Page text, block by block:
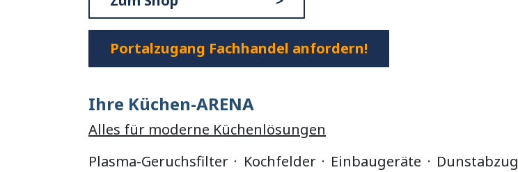
Portalzugang Fachhandel anfordern!
Ihre Küchen-ARENA
Alles für moderne Küchenlösungen
Plasma-Geruchsfilter · Kochfelder · Einbaugeräte · Dunstabzug